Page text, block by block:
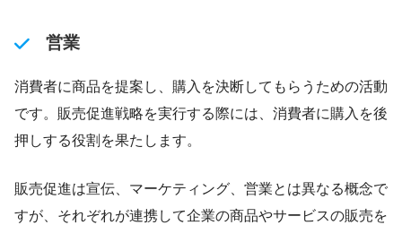
営業
消費者に商品を提案し、購入を決断してもらうための活動
です。販売促進戦略を実行する際には、消費者に購入を後
押しする役割を果たします。
販売促進は宣伝、マーケティング、営業とは異なる概念で
すが、それぞれが連携して企業の商品やサービスの販売を